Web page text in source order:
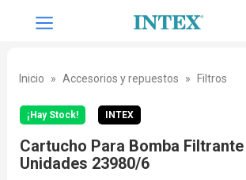
Inicio Accesorios y repuestos Filtros
¡Hay Stock! INTEX
Cartucho Para Bomba
Unidades 23980/6